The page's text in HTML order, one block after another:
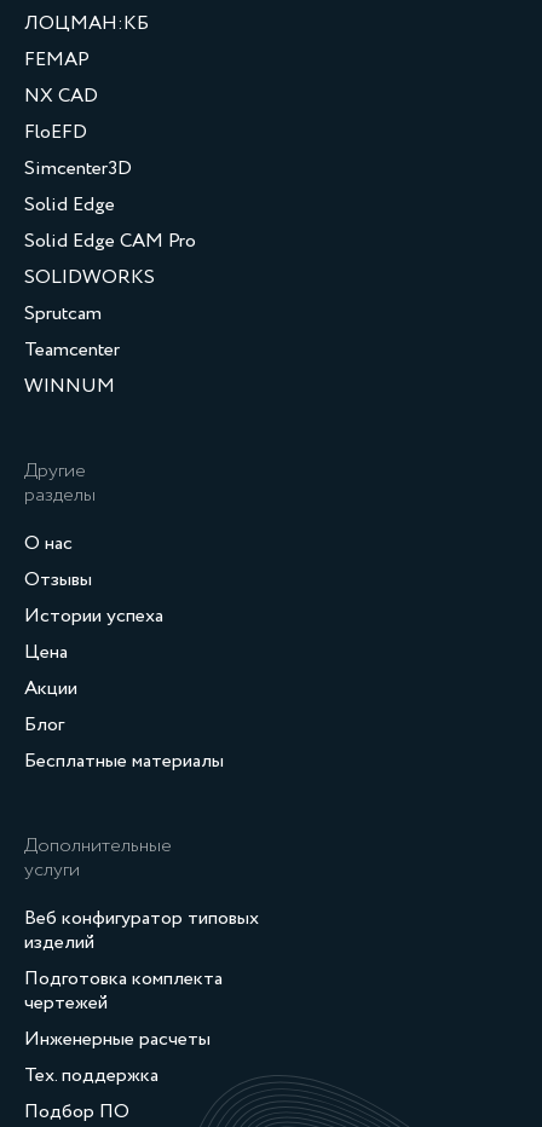
ЛОЦМАН:КБ
FEMAP
NX CAD
FloEFD
Simcenter3D
Solid Edge
Solid Edge CAM Pro
SOLIDWORKS
Sprutcam
Teamcenter
WINNUM
Другие
разделы
О нас
Отзывы
Истории успеха
Цена
Акции
Блог
Бесплатные материалы
Дополнительные
услуги
Веб конфигуратор типовых
изделий
Подготовка комплекта
чертежей
Инженерные расчеты
Тех. поддержка
Подбор ПО